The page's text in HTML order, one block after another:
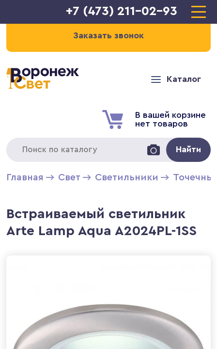
+7 (473) 211-02-93
Заказать звонок
Каталог
В вашей корзине
нет товаров
Найти
Главная Свет Светильники
Встраиваемый светильник
Arte Lamp Aqua A2024PL-1SS